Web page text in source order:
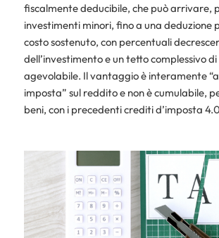
fiscalmente deducibile, che può arrivare,
investimenti minori, fino a una deduzione
costo sostenuto, con percentuali
dell’investimento e un tetto complessivo di
agevolabile. Il vantaggio è interamente
imposta” sul reddito e non è cumulabile,
beni, con i precedenti crediti d’imposta